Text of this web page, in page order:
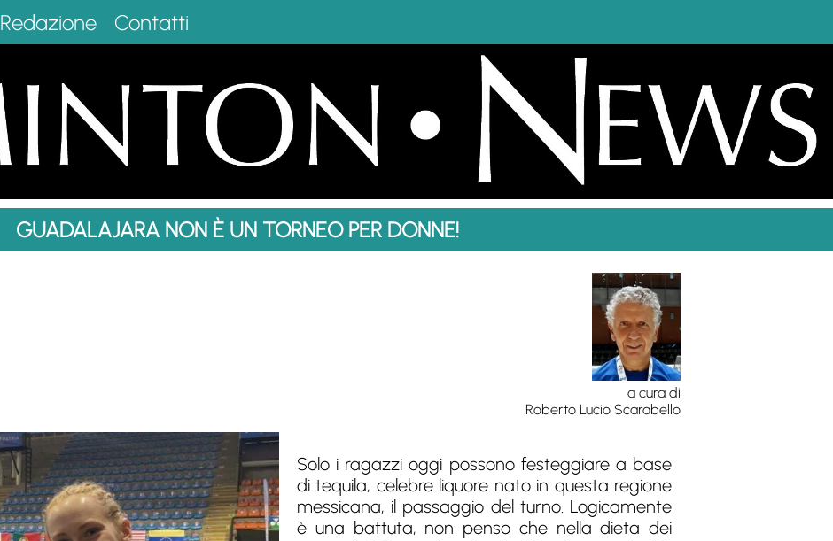
Redazione Contatti
GUADALAJARA NON È UN TORNEO PER DONNE!
a cura di
Roberto Lucio Scarabello
Solo i ragazzi oggi possono festeggiare a base
di tequila, celebre liquore nato in questa regione
messicana, il passaggio del turno. Logicamente
è una battuta, non penso che nella dieta dei